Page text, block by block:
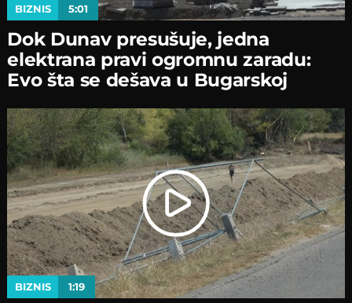
BIZNIS 5:01
Dok Dunav presušuje, jedna
elektrana pravi ogromnu zaradu:
Evo šta se dešava u Bugarskoj
BIZNIS 1:19